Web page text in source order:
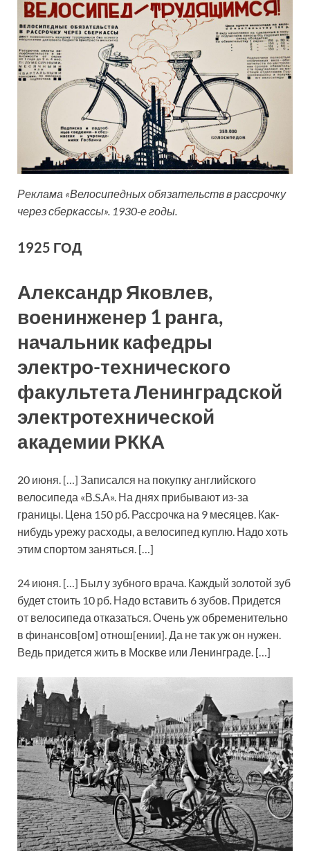
Реклама «Велосипедных обязательств в рассрочку
через сберкассы». 1930-е годы.
1925 ГОД
Александр Яковлев,
военинженер 1 ранга,
начальник кафедры
электро-технического
факультета Ленинградской
электротехнической
академии РККА
20 июня. […] Записался на покупку английского
велосипеда «В.S.А». На днях прибывают из-за
границы. Цена 150 рб. Рассрочка на 9 месяцев. Как-
нибудь урежу расходы, а велосипед куплю. Надо хоть
этим спортом заняться. […]
24 июня. […] Был у зубного врача. Каждый золотой зуб
будет стоить 10 рб. Надо вставить 6 зубов. Придется
от велосипеда отказаться. Очень уж обременительно
в финансов[ом] отнош[ении]. Да не так уж он нужен.
Ведь придется жить в Москве или Ленинграде. […]